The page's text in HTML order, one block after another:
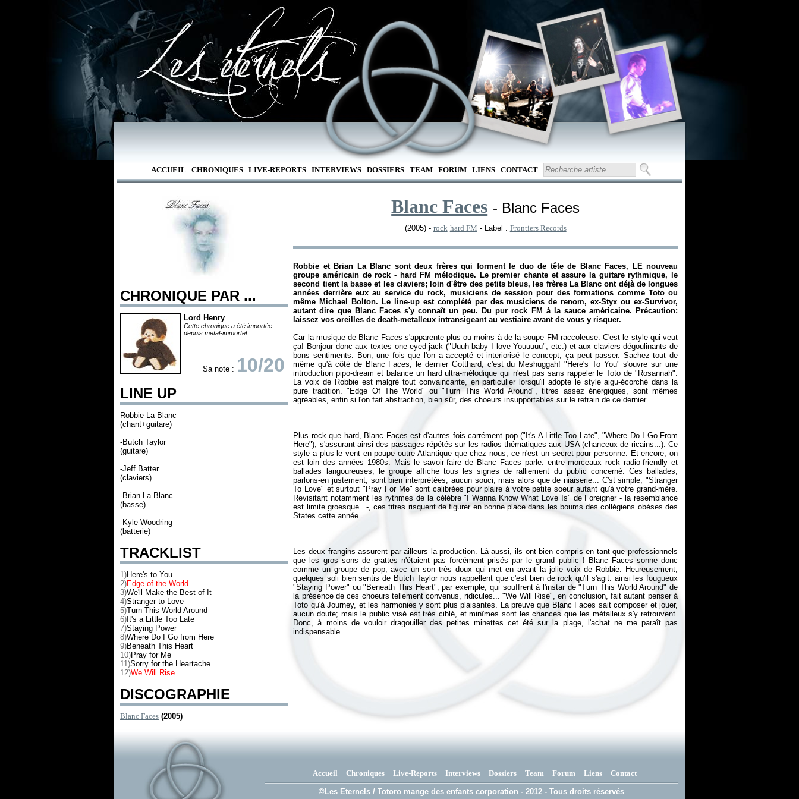
ACCUEIL CHRONIQUES LIVE-REPORTS INTERVIEWS DOSSIERS TEAM FORUM LIENS CONTACT
CHRONIQUE PAR ...
Lord Henry
Cette chronique a été importée
depuis metal-immortel
Sa note : 10/20
LINE UP
Robbie La Blanc
(chant+guitare)
-Butch Taylor
(guitare)
-Jeff Batter
(claviers)
-Brian La Blanc
(basse)
-Kyle Woodring
(batterie)
TRACKLIST
1)Here's to You
2)Edge of the World
3)We'll Make the Best of It
4)Stranger to Love
5)Turn This World Around
6) It's a Little Too Late
7)Staying Power
8)Where Do I Go from Here
9)Beneath This Heart
10)Pray for Me
11)Sorry for the Heartache
12)We Will Rise
DISCOGRAPHIE
Blanc Faces (2005)
Blanc Faces - Blanc Faces
(2005) - rock hard FM - Label : Frontiers Records
Robbie et Brian La Blanc sont deux frères qui forment le duo de tête de Blanc Faces, LE nouveau
groupe américain de rock - hard FM mélodique. Le premier chante et assure la guitare rythmique, le
second tient la basse et les claviers; loin d'être des petits bleus, les frères La Blanc ont déjà de longues
années derrière eux au service du rock, musiciens de session pour des formations comme Toto ou
même Michael Bolton. Le line-up est complété par des musiciens de renom, ex-Styx ou ex-Survivor,
autant dire que Blanc Faces s'y connaît un peu. Du pur rock FM à la sauce américaine. Précaution:
laissez vos oreilles de death-metalleux intransigeant au vestiaire avant de vous y risquer.
Car la musique de Blanc Faces s'apparente plus ou moins à de la soupe FM raccoleuse. C'est le style qui veut
ça! Bonjour donc aux textes one-eyed jack ("Uuuh baby I love Youuuuu", etc.) et aux claviers dégoulinants de
bons sentiments. Bon, une fois que l'on a accepté et interiorisé le concept, ça peut passer. Sachez tout de
même qu'à côté de Blanc Faces, le dernier Gotthard, c'est du Meshuggah! "Here's To You" s'ouvre sur une
introduction pipo-dream et balance un hard ultra-mélodique qui n'est pas sans rappeler le Toto de "Rosannah".
La voix de Robbie est malgré tout convaincante, en particulier lorsqu'il adopte le style aigu-écorché dans la
pure tradition. "Edge Of The World" ou "Turn This World Around", titres assez énergiques, sont mêmes
Plus rock que hard, Blanc Faces est d'autres fois carrément pop ("It's A Little Too Late", "Where Do I Go From
Here"), s'assurant ainsi des passages répétés sur les radios thématiques aux USA (chanceux de ricains...). Ce
style a plus le vent en poupe outre-Atlantique que chez nous, ce n'est un secret pour personne. Et encore, on
est loin des années 1980s. Mais le savoir-faire de Blanc Faces parle: entre morceaux rock radio-friendly et
ballades langoureuses, le groupe affiche tous les signes de ralliement du public concerné. Ces ballades,
parlons-en justement, sont bien interprétées, aucun souci, mais alors que de niaiserie... C'st simple, "Stranger
To Love" et surtout "Pray For Me" sont calibrées pour plaire à votre petite soeur autant qu'à votre grand-mère.
Revisitant notamment les rythmes de la célèbre "I Wanna Know What Love Is" de Foreigner - la resemblance
est limite groesque...-, ces titres risquent de figurer en bonne place dans les boums des collégiens obèses des
Les deux frangins assurent par ailleurs la production. Là aussi, ils ont bien compris en tant que professionnels
que les gros sons de grattes n'étaient pas forcément prisés par le grand public ! Blanc Faces sonne donc
comme un groupe de pop, avec un son très doux qui met en avant la jolie voix de Robbie. Heureusement,
quelques soli bien sentis de Butch Taylor nous rappellent que c'est bien de rock qu'il s'agit: ainsi les fougueux
"Staying Power" ou "Beneath This Heart", par exemple, qui souffrent à l'instar de "Turn This World Around" de
la présence de ces choeurs tellement convenus, ridicules... "We Will Rise", en conclusion, fait autant penser à
Toto qu'à Journey, et les harmonies y sont plus plaisantes. La preuve que Blanc Faces sait composer et jouer,
aucun doute; mais le public visé est très ciblé, et minîmes sont les chances que les métalleux s'y retrouvent.
Donc, à moins de vouloir dragouiller des petites minettes cet été sur la plage, l'achat ne me paraît pas
indispensable.
Accueil Chroniques Live-Reports Interviews Dossiers Team Forum Liens Contact
©Les Eternels / Totoro mange des enfants corporation - 2012 - Tous droits réservés